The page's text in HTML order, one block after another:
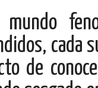
mundo
cada
de